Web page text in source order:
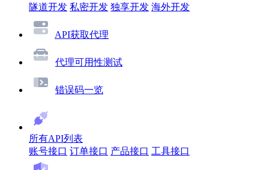
隧道开发 私密开发 独享开发 海外开发
API获取代理
代理可用性测试
错误码一览
所有API列表
账号接口 订单接口 产品接口 工具接口